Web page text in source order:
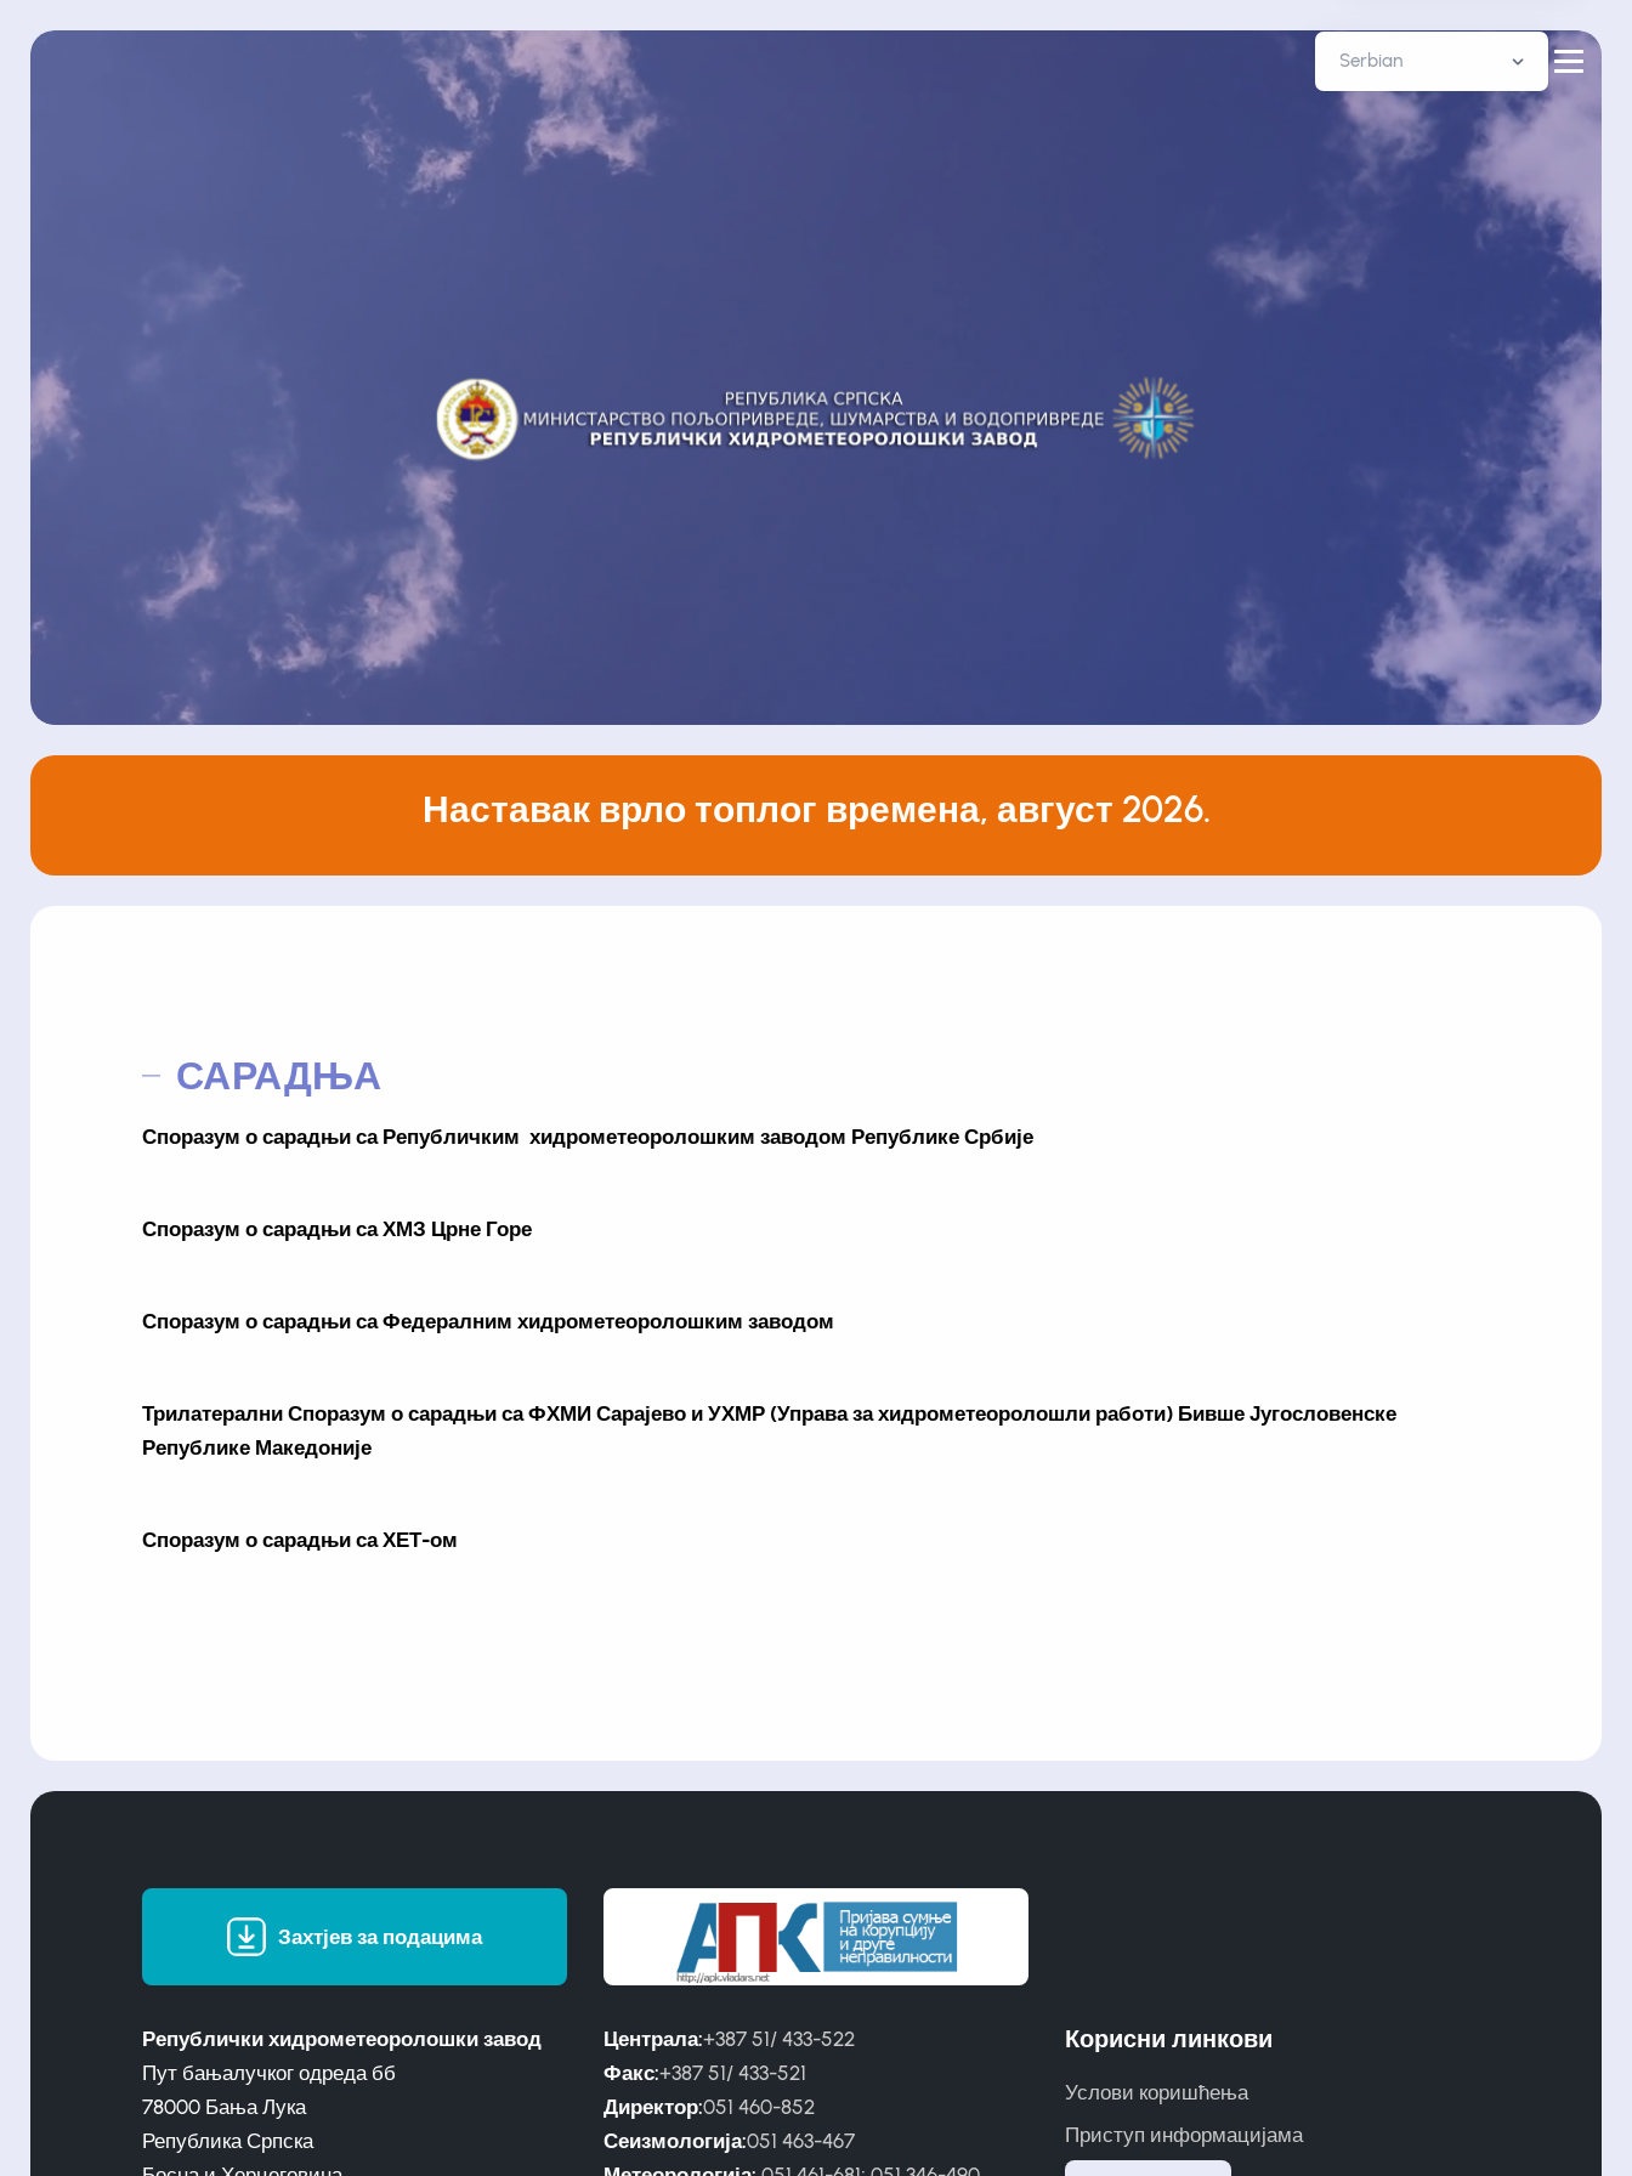
Наставак врло топлог времена, август 2026.
САРАДЊА
Споразум о сарадњи са Републичким хидрометеоролошким заводом Републике Србије
Споразум о сарадњи са ХМЗ Црне Горе
Споразум о сарадњи са Федералним хидрометеоролошким заводом
Трилатерални Споразум о сарадњи са ФХМИ Сарајево и УХМР (Управа за хидрометеоролошли работи) Бивше Југословенске
Републике Македоније
Споразум о сарадњи са ХЕТ-ом
Захтјев за подацима
Републички хидрометеоролошки завод
Пут бањалучког одреда бб
78000 Бања Лука
Република Српска
Централа:+387 51/ 433-522
Факс:+387 51/ 433-521
Директор:051 460-852
Сеизмологија:051 463-467
Корисни линкови
Услови коришћења
Приступ информацијама